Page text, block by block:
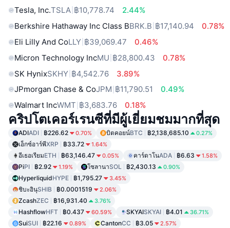
Tesla, Inc.TSLA ฿10,778.74
2.44%
Berkshire Hathaway Inc Class BBRK.B ฿17,140.94
0.78%
Eli Lilly And CoLLY ฿39,069.47
0.46%
Micron Technology IncMU ฿28,800.43
0.78%
SK HynixSKHY ฿4,542.76
3.89%
JPmorgan Chase & CoJPM ฿11,790.51
0.49%
Walmart IncWMT ฿3,683.76 0.18%
คริปโตเคอร์เรนซีที่มีผู้เยี่ยมชมมากที่สุด
ADIADI ฿226.62 0.70% บิตคอยน์BTC ฿2,138,685.10 0.27%
เอ็กซ์อาร์พีXRP ฿33.72 1.64%
อีเธอเรียมETH ฿63,146.47 0.05% คาร์ดาโนADA ฿6.63 1.58%
PiPI ฿2.92 1.19% โซลานาSOL ฿2,430.13 0.90%
HyperliquidHYPE ฿1,795.27 3.45%
ชิบะอินุSHIB ฿0.0001519 2.06%
ZcashZEC ฿16,931.40 3.76%
HashflowHFT ฿0.437 60.59% SKYAISKYAI ฿4.01 36.71%
SuiSUI ฿22.16 0.89% CantonCC ฿3.05 2.57%